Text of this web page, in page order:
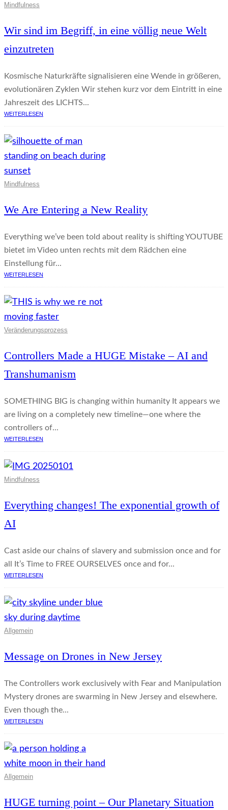
Mindfulness
Wir sind im Begriff, in eine völlig neue Welt
einzutreten
Kosmische Naturkräfte signalisieren eine Wende in größeren,
evolutionären Zyklen Wir stehen kurz vor dem Eintritt in eine
Jahreszeit des LICHTS...
WEITERLESEN
Mindfulness
We Are Entering a New Reality
Everything we’ve been told about reality is shifting YOUTUBE
bietet im Video unten rechts mit dem Rädchen eine
Einstellung für...
WEITERLESEN
Veränderungsprozess
Controllers Made a HUGE Mistake – AI and
Transhumanism
SOMETHING BIG is changing within humanity It appears we
are living on a completely new timeline—one where the
controllers of...
WEITERLESEN
Mindfulness
Everything changes! The exponential growth of
AI
Cast aside our chains of slavery and submission once and for
all It’s Time to FREE OURSELVES once and for...
WEITERLESEN
Allgemein
Message on Drones in New Jersey
The Controllers work exclusively with Fear and Manipulation
Mystery drones are swarming in New Jersey and elsewhere.
Even though the...
WEITERLESEN
Allgemein
HUGE turning point – Our Planetary Situation